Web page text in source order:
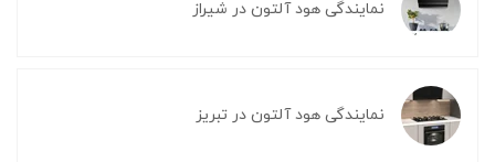
نمایندگی هود آلتون در شیراز
نمایندگی هود آلتون در تبریز